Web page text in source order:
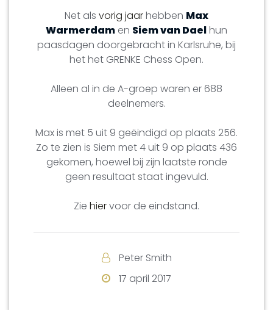
Net als vorig jaarhebben Max
Warmerdam en Siem van Daelhun
paasdagen doorgebracht in Karlsruhe, bij
het het GRENKE Chess Open.
Alleen al in de A-groep waren er 688
deelnemers.
Max is met 5 uit 9 geëindigd op plaats 256.
Zo te zien is Siem met 4 uit 9 op plaats 436
gekomen, hoewel bij zijn laatste ronde
geen resultaat staat ingevuld.
Zie hiervoor de eindstand.
Peter Smith
17 april 2017